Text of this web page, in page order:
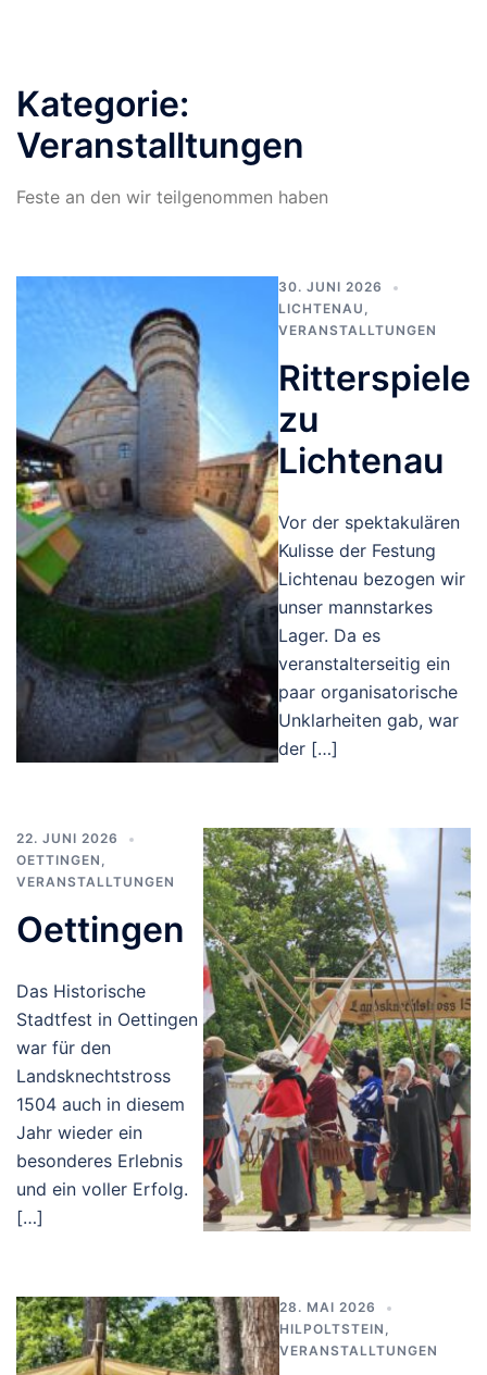
Kategorie:
Veranstalltungen
Feste an den wir teilgenommen haben
30. JUNI 2026
LICHTENAU
VERANSTALLTUNGEN
Ritterspiele
zu
Lichtenau
Vor der spektakulären
Kulisse der Festung
Lichtenau bezogen wir
unser mannstarkes
Lager. Da es
veranstalterseitig ein
paar organisatorische
Unklarheiten gab, war
der […]
22. JUNI 2026
OETTINGEN
VERANSTALLTUNGEN
Oettingen
Das Historische
Stadtfest in Oettingen
war für den
Landsknechtstross
1504 auch in diesem
Jahr wieder ein
besonderes Erlebnis
und ein voller Erfolg.
[…]
28. MAI 2026
HILPOLTSTEIN
VERANSTALLTUNGEN